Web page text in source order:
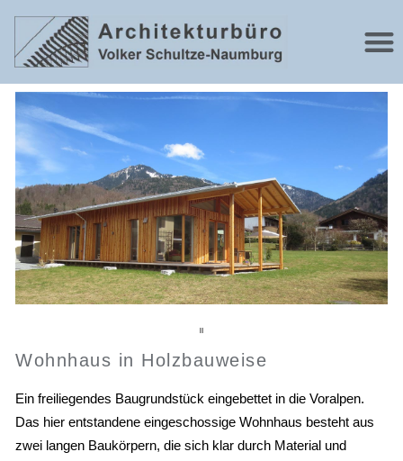
Wohnhaus in Holzbauweise
Ein freiliegendes Baugrundstück eingebettet in die Voralpen.
Das hier entstandene eingeschossige Wohnhaus besteht aus
zwei langen Baukörpern, die sich klar durch Material und